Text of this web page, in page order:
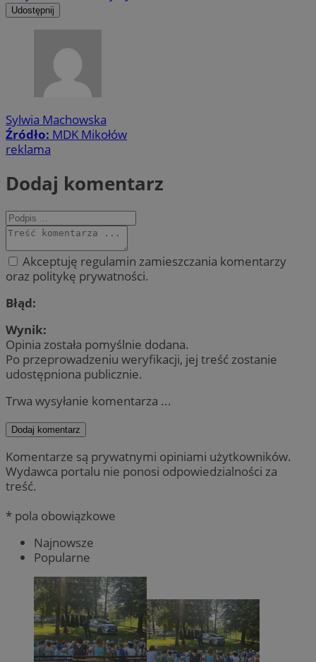
Udostępnij
Sylwia Machowska
Źródło: MDK Mikołów
reklama
Dodaj komentarz
Akceptuję regulamin zamieszczania komentarzy
oraz politykę prywatności.
Błąd:
Wynik:
Opinia została pomyślnie dodana.
Po przeprowadzeniu weryfikacji, jej treść zostanie
udostępniona publicznie.
Trwa wysyłanie komentarza ...
Dodaj komentarz
Komentarze są prywatnymi opiniami użytkowników.
Wydawca portalu nie ponosi odpowiedzialności za
treść.
* pola obowiązkowe
Najnowsze
Popularne